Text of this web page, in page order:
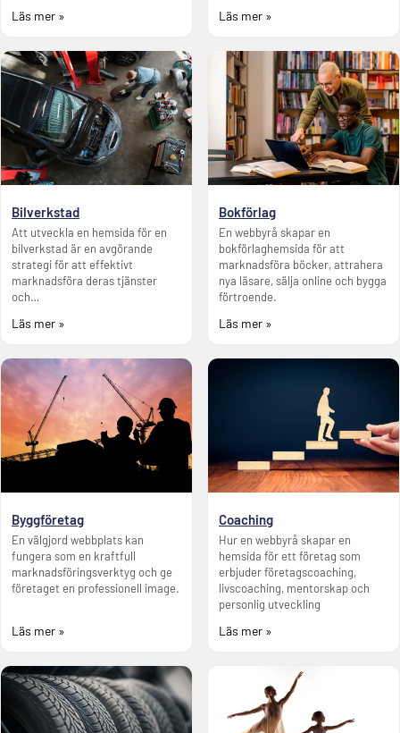
Läs mer » Läs mer »
Bilverkstad
Att utveckla en hemsida för en
bilverkstad är en avgörande
strategi för att effektivt
marknadsföra deras tjänster
och…
Läs mer »
Bokförlag
En webbyrå skapar en
bokförlaghemsida för att
marknadsföra böcker, attrahera
nya läsare, sälja online och bygga
förtroende.
Läs mer »
Byggföretag
En välgjord webbplats kan
fungera som en kraftfull
marknadsföringsverktyg och ge
företaget en professionell image.
Läs mer »
Coaching
Hur en webbyrå skapar en
hemsida för ett företag som
erbjuder företagscoaching,
livscoaching, mentorskap och
personlig utveckling
Läs mer »